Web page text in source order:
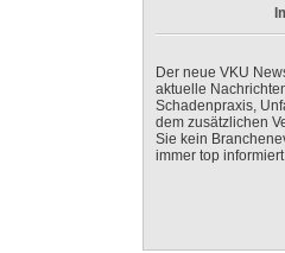
Der neue VKU
aktuelle
Schadenpraxis,
dem zusätzlichen
Sie kein
immer top